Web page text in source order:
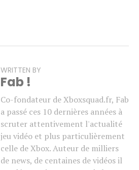
WRITTEN BY
Fab !
Co-fondateur de Xboxsquad.fr, Fab
a passé ces 10 dernières années à
scruter attentivement l'actualité
jeu vidéo et plus particulièrement
celle de Xbox. Auteur de milliers
de news, de centaines de vidéos il